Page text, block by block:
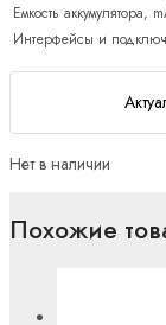
Емкость аккумулятора,
Интерфейсы и
Нет в наличии
Похожие